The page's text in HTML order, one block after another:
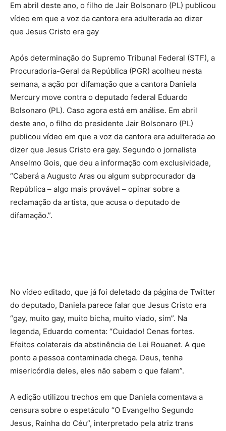
Em abril deste ano, o filho de Jair Bolsonaro (PL) publicou
vídeo em que a voz da cantora era adulterada ao dizer
que Jesus Cristo era gay
Após determinação do Supremo Tribunal Federal (STF), a
Procuradoria-Geral da República (PGR) acolheu nesta
semana, a ação por difamação que a cantora Daniela
Mercury move contra o deputado federal Eduardo
Bolsonaro (PL). Caso agora está em análise. Em abril
deste ano, o filho do presidente Jair Bolsonaro (PL)
publicou vídeo em que a voz da cantora era adulterada ao
dizer que Jesus Cristo era gay. Segundo o jornalista
Anselmo Gois, que deu a informação com exclusividade,
“Caberá a Augusto Aras ou algum subprocurador da
República – algo mais provável – opinar sobre a
reclamação da artista, que acusa o deputado de
difamação.”.
No vídeo editado, que já foi deletado da página de Twitter
do deputado, Daniela parece falar que Jesus Cristo era
“gay, muito gay, muito bicha, muito viado, sim”. Na
legenda, Eduardo comenta: “Cuidado! Cenas fortes.
Efeitos colaterais da abstinência de Lei Rouanet. A que
ponto a pessoa contaminada chega. Deus, tenha
misericórdia deles, eles não sabem o que falam”.
A edição utilizou trechos em que Daniela comentava a
censura sobre o espetáculo “O Evangelho Segundo
Jesus, Rainha do Céu”, interpretado pela atriz trans